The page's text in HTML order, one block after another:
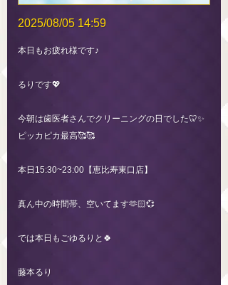
2025/08/05 14:59
本日もお疲れ様です♪
るりです💖
今朝は歯医者さんでクリーニングの日でした🦷✨️
ピッカピカ最高🥰🥰
本日15:30~23:00【恵比寿東口店】
真ん中の時間帯、空いてます🫶🏻︎💞
では本日もごゆるりと🍀
藤本るり